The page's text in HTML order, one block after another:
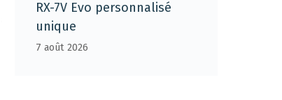
RX-7V Evo personnalisé
unique
7 août 2026